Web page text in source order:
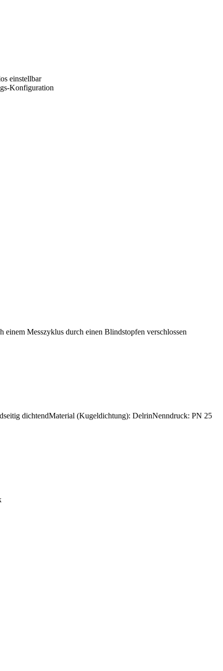
einstellbar
Konfiguration
einem Messzyklus durch einen Blindstopfen verschlossen
dichtendMaterial (Kugeldichtung): DelrinNenndruck: PN 25